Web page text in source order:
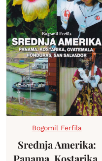
Bogomil Ferfila
Srednja Amerika: